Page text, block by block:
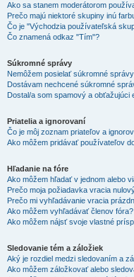
Ako sa stanem moderátorom
Prečo majú niektoré skupiny inú
Čo je "Východzia používateľská
Čo znamená odkaz "Tím"?
Súkromné správy
Nemôžem posielať súkromné
Dostávam nechcené súkromné
Dostal/a som spamový a obťažujúci
Priatelia a ignorovaní
Čo je môj zoznam priateľov a
Ako môžem pridávať používateľov
Hľadanie na fóre
Ako môžem hľadať v jednom alebo
Prečo moja požiadavka vracia
Prečo mi vyhľadávanie vracia
Ako môžem vyhľadávať členov fóra?
Ako môžem nájsť svoje vlastné
Sledovanie tém a záložiek
Aký je rozdiel medzi sledovaním a
Ako môžem záložkovať alebo